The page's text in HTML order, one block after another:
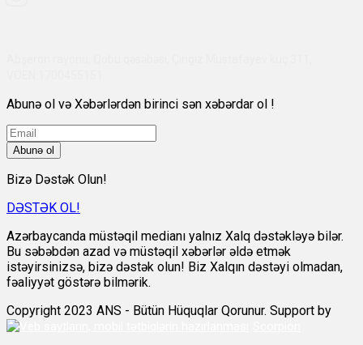
Abunə ol və Xəbərlərdən birinci sən xəbərdar ol !
Abunə ol
Bizə Dəstək Olun!
DƏSTƏK OL!
Azərbaycanda müstəqil medianı yalnız Xalq dəstəkləyə bilər.
Bu səbəbdən azad və müstəqil xəbərlər əldə etmək
istəyirsinizsə, bizə dəstək olun! Biz Xalqın dəstəyi olmadan,
fəaliyyət göstərə bilmərik.
Copyright 2023 ANS - Bütün Hüquqlar Qorunur. Support by